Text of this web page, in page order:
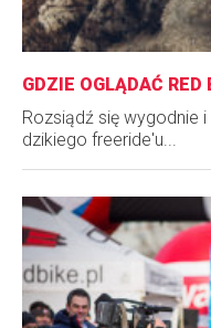
GDZIE OGLĄDAĆ RED
Rozsiądź się wygodnie
dzikiego freeride'u...